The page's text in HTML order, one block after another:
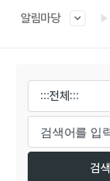
알림마당